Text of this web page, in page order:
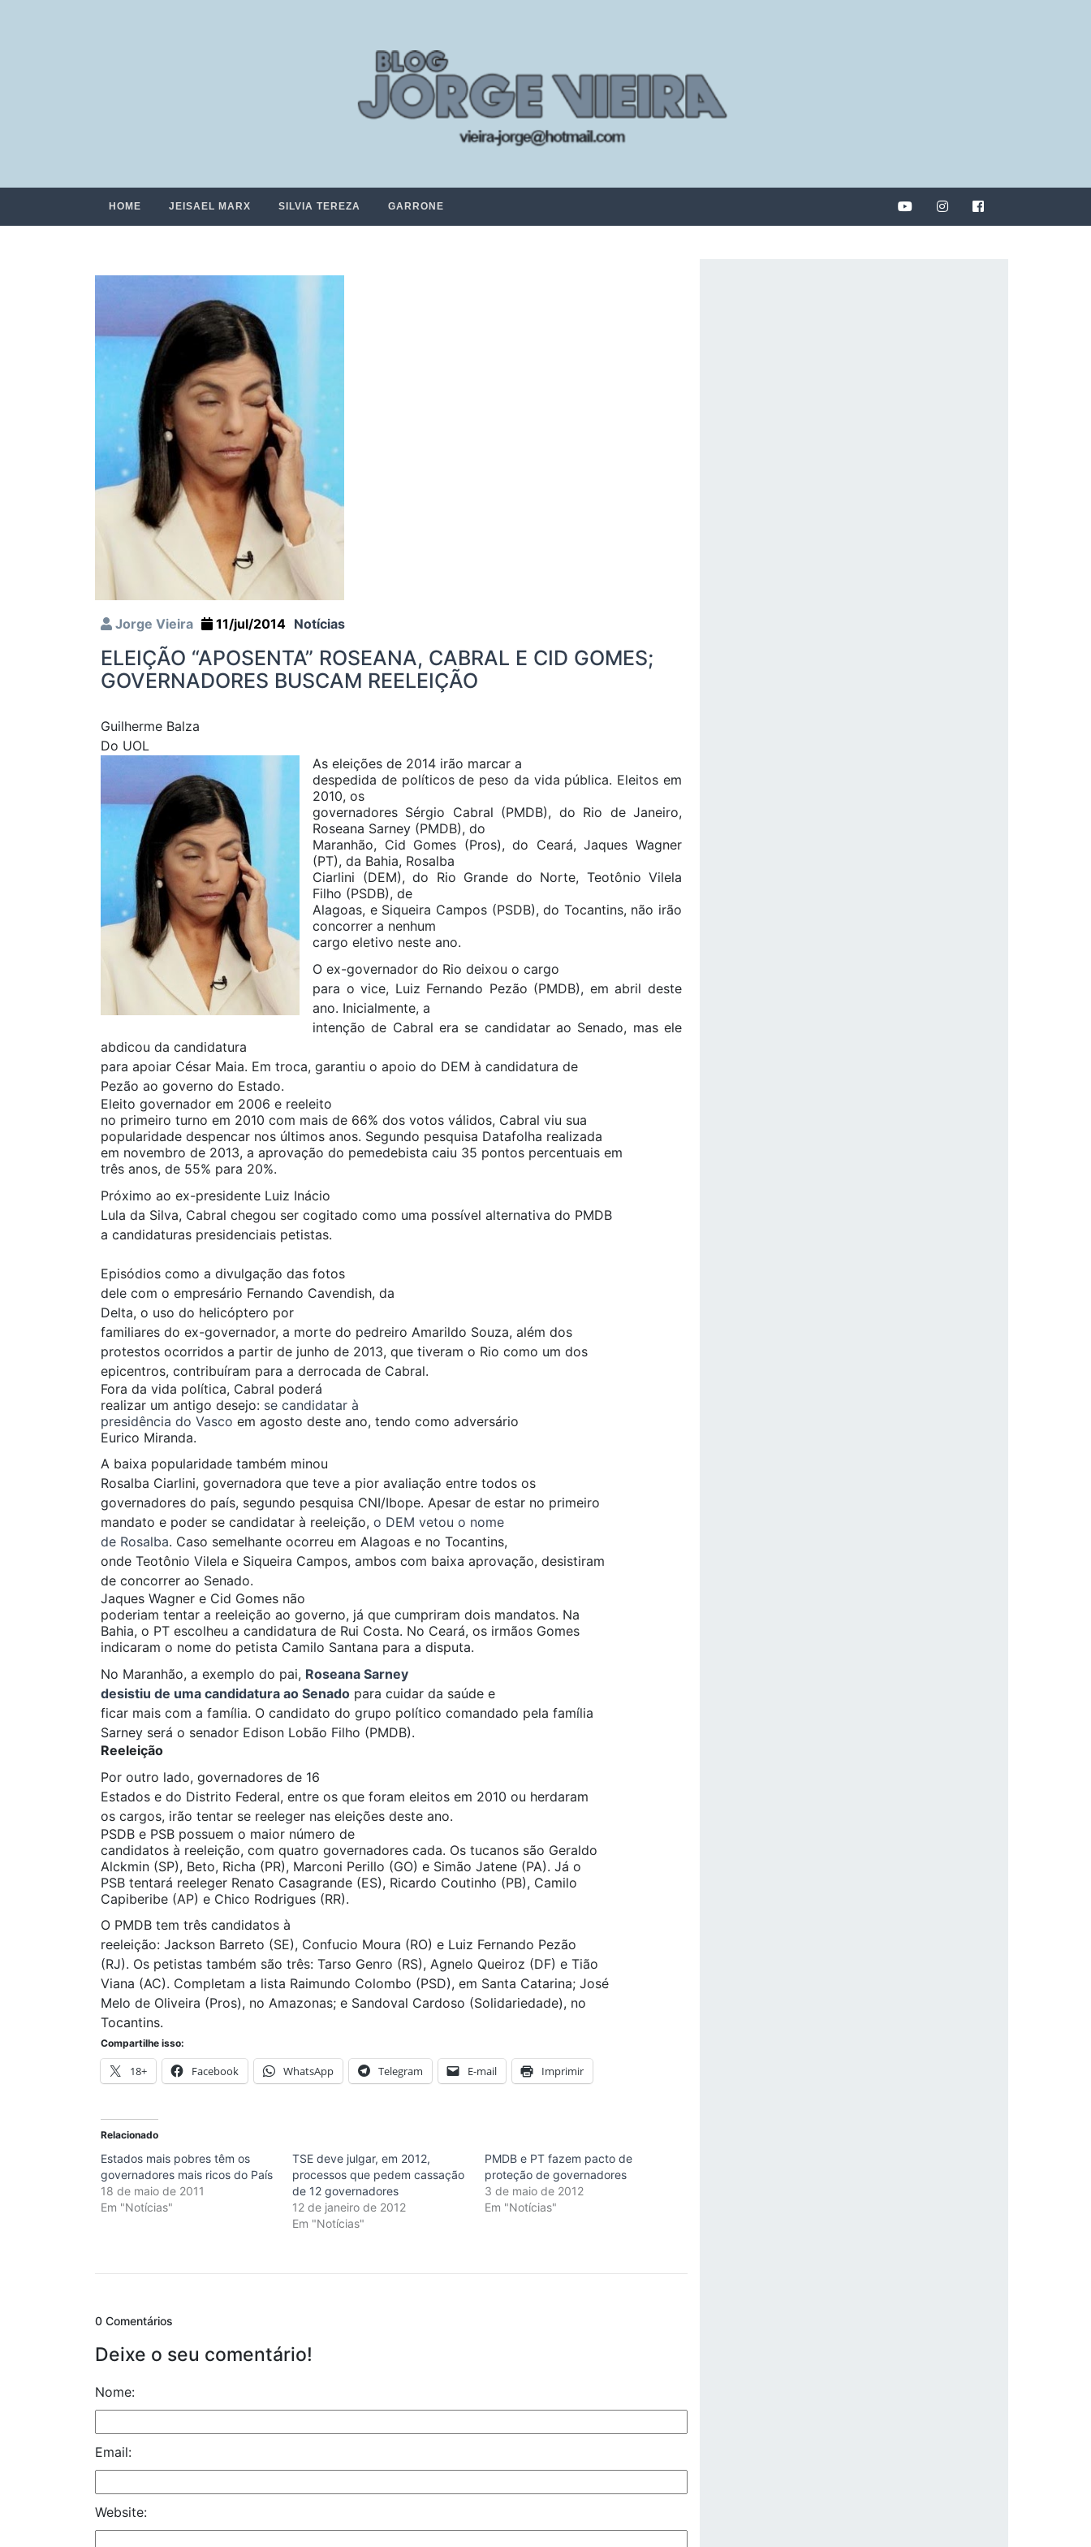
HOME JEISAEL MARX SILVIA TEREZA GARRONE
Jorge Vieira 11/jul/2014 Notícias
ELEIÇÃO “APOSENTA” ROSEANA, CABRAL E CID GOMES;
GOVERNADORES BUSCAM REELEIÇÃO
Guilherme Balza
Do UOL
As eleições de 2014 irão marcar a
despedida de políticos de peso da vida pública. Eleitos em
2010, os
governadores Sérgio Cabral (PMDB), do Rio de Janeiro,
Roseana Sarney (PMDB), do
Maranhão, Cid Gomes (Pros), do Ceará, Jaques Wagner
(PT), da Bahia, Rosalba
Ciarlini (DEM), do Rio Grande do Norte, Teotônio Vilela
Filho (PSDB), de
Alagoas, e Siqueira Campos (PSDB), do Tocantins, não irão
concorrer a nenhum
cargo eletivo neste ano.
O ex-governador do Rio deixou o cargo
para o vice, Luiz Fernando Pezão (PMDB), em abril deste
ano. Inicialmente, a
intenção de Cabral era se candidatar ao Senado, mas ele
abdicou da candidatura
para apoiar César Maia. Em troca, garantiu o apoio do DEM à candidatura de
Pezão ao governo do Estado.
Eleito governador em 2006 e reeleito
no primeiro turno em 2010 com mais de 66% dos votos válidos, Cabral viu sua
popularidade despencar nos últimos anos. Segundo pesquisa Datafolha realizada
em novembro de 2013, a aprovação do pemedebista caiu 35 pontos percentuais em
três anos, de 55% para 20%.
Próximo ao ex-presidente Luiz Inácio
Lula da Silva, Cabral chegou ser cogitado como uma possível alternativa do PMDB
a candidaturas presidenciais petistas.
Episódios como a divulgação das fotos
dele com o empresário Fernando Cavendish, da
Delta, o uso do helicóptero por
familiares do ex-governador, a morte do pedreiro Amarildo Souza, além dos
protestos ocorridos a partir de junho de 2013, que tiveram o Rio como um dos
epicentros, contribuíram para a derrocada de Cabral.
Fora da vida política, Cabral poderá
realizar um antigo desejo: se candidatar à
presidência do Vasco em agosto deste ano, tendo como adversário
Eurico Miranda.
A baixa popularidade também minou
Rosalba Ciarlini, governadora que teve a pior avaliação entre todos os
governadores do país, segundo pesquisa CNI/Ibope. Apesar de estar no primeiro
mandato e poder se candidatar à reeleição, o DEM vetou o nome
de Rosalba. Caso semelhante ocorreu em Alagoas e no Tocantins,
onde Teotônio Vilela e Siqueira Campos, ambos com baixa aprovação, desistiram
de concorrer ao Senado.
Jaques Wagner e Cid Gomes não
poderiam tentar a reeleição ao governo, já que cumpriram dois mandatos. Na
Bahia, o PT escolheu a candidatura de Rui Costa. No Ceará, os irmãos Gomes
indicaram o nome do petista Camilo Santana para a disputa.
No Maranhão, a exemplo do pai, Roseana Sarney
desistiu de uma candidatura ao Senado para cuidar da saúde e
ficar mais com a família. O candidato do grupo político comandado pela família
Sarney será o senador Edison Lobão Filho (PMDB).
Reeleição
Por outro lado, governadores de 16
Estados e do Distrito Federal, entre os que foram eleitos em 2010 ou herdaram
os cargos, irão tentar se reeleger nas eleições deste ano.
PSDB e PSB possuem o maior número de
candidatos à reeleição, com quatro governadores cada. Os tucanos são Geraldo
Alckmin (SP), Beto, Richa (PR), Marconi Perillo (GO) e Simão Jatene (PA). Já o
PSB tentará reeleger Renato Casagrande (ES), Ricardo Coutinho (PB), Camilo
Capiberibe (AP) e Chico Rodrigues (RR).
O PMDB tem três candidatos à
reeleição: Jackson Barreto (SE), Confucio Moura (RO) e Luiz Fernando Pezão
(RJ). Os petistas também são três: Tarso Genro (RS), Agnelo Queiroz (DF) e Tião
Viana (AC). Completam a lista Raimundo Colombo (PSD), em Santa Catarina; José
Melo de Oliveira (Pros), no Amazonas; e Sandoval Cardoso (Solidariedade), no
Tocantins.
Compartilhe isso:
18+ Facebook WhatsApp Telegram E-mail Imprimir
Relacionado
Estados mais pobres têm os
governadores mais ricos do País
18 de maio de 2011
Em "Notícias"
TSE deve julgar, em 2012,
processos que pedem cassação
de 12 governadores
12 de janeiro de 2012
Em "Notícias"
PMDB e PT fazem pacto de
proteção de governadores
3 de maio de 2012
Em "Notícias"
0 Comentários
Deixe o seu comentário!
Nome:
Email:
Website: